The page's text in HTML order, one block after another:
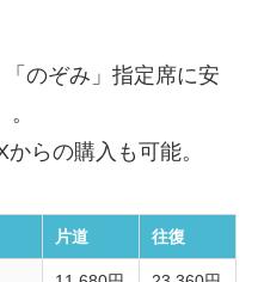
のぞみ」指定席に安
らの購入も可能。
片道 往復